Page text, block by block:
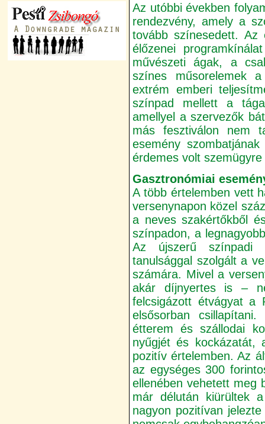
Az utóbbi években
rendezvény, amely a
tovább színesedett. Az
élőzenei
művészeti ágak, a
színes műsorelemek
extrém emberi
színpad mellett a
amellyel a szervezők
más fesztiválon nem
esemény
érdemes volt szemügyre
Gasztronómiai
A több értelemben vett
versenynapon közel
a neves szakértőkből
színpadon, a
Az újszerű színpadi
tanulsággal szolgált a
számára. Mivel a
akár díjnyertes is –
felcsigázott étvágyat a
elsősorban
étterem és szállodai
nyűgjét és kockázatát,
pozitív értelemben. Az
az egységes 300
ellenében vehetett meg
már délután kiürültek
nagyon pozitívan